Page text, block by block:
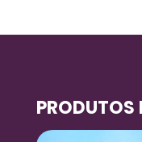
PRODUTOS